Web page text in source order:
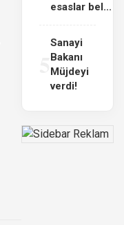
esaslar bel...
Sanayi
Bakanı
Müjdeyi
verdi!